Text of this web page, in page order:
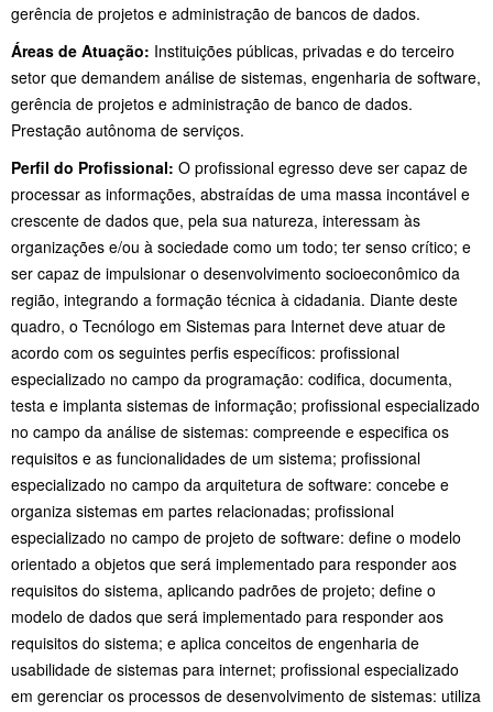
gerência de projetos e administração de bancos de dados.
Áreas de Atuação: Instituições públicas, privadas e do terceiro
setor que demandem análise de sistemas, engenharia de software,
gerência de projetos e administração de banco de dados.
Prestação autônoma de serviços.
Perfil do Profissional: O profissional egresso deve ser capaz de
processar as informações, abstraídas de uma massa incontável e
crescente de dados que, pela sua natureza, interessam às
organizações e/ou à sociedade como um todo; ter senso crítico; e
ser capaz de impulsionar o desenvolvimento socioeconômico da
região, integrando a formação técnica à cidadania. Diante deste
quadro, o Tecnólogo em Sistemas para Internet deve atuar de
acordo com os seguintes perfis específicos: profissional
especializado no campo da programação: codifica, documenta,
testa e implanta sistemas de informação; profissional especializado
no campo da análise de sistemas: compreende e especifica os
requisitos e as funcionalidades de um sistema; profissional
especializado no campo da arquitetura de software: concebe e
organiza sistemas em partes relacionadas; profissional
especializado no campo de projeto de software: define o modelo
orientado a objetos que será implementado para responder aos
requisitos do sistema, aplicando padrões de projeto; define o
modelo de dados que será implementado para responder aos
requisitos do sistema; e aplica conceitos de engenharia de
usabilidade de sistemas para internet; profissional especializado
em gerenciar os processos de desenvolvimento de sistemas: utiliza